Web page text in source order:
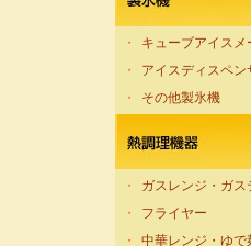
・
キューブアイスメ
・
アイスディスペン
・
その他製氷機
・
ガスレンジ・ガス
・
フライヤー
・
中華レンジ・ゆで